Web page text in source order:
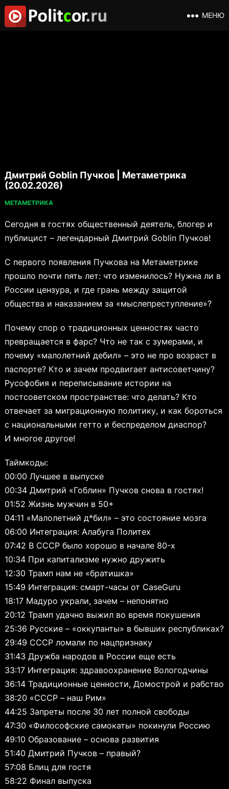
МЕНЮ
Дмитрий Goblin Пучков | Метаметрика
(20.02.2026)
МЕТАМЕТРИКА
Сегодня в гостях общественный деятель, блогер и
публицист – легендарный Дмитрий Goblin Пучков!
С первого появления Пучкова на Метаметрике
прошло почти пять лет: что изменилось? Нужна ли в
России цензура, и где грань между защитой
общества и наказанием за «мыслепреступление»?
Почему спор о традиционных ценностях часто
превращается в фарс? Что не так с зумерами, и
почему «малолетний дебил» – это не про возраст в
паспорте? Кто и зачем продвигает антисоветчину?
Русофобия и переписывание истории на
постсоветском пространстве: что делать? Кто
отвечает за миграционную политику, и как бороться
с национальными гетто и беспределом диаспор?
И многое другое!
Таймкоды:
00:00 Лучшее в выпуске
00:34 Дмитрий «Гоблин» Пучков снова в гостях!
01:52 Жизнь мужчин в 50+
04:11 «Малолетний д*бил» – это состояние мозга
06:00 Интеграция: Алабуга Политех
07:42 В СССР было хорошо в начале 80-х
10:34 При капитализме нужно дружить
12:30 Трамп нам не «братишка»
15:49 Интеграция: смарт-часы от CaseGuru
18:17 Мадуро украли, зачем – непонятно
20:12 Трамп удачно выжил во время покушения
25:36 Русские – «оккупанты» в бывших республиках?
29:49 СССР ломали по нацпризнаку
31:43 Дружба народов в России еще есть
33:17 Интеграция: здравоохранение Вологодчины
36:14 Традиционные ценности, Домострой и рабство
38:20 «СССР – наш Рим»
44:25 Запреты после 30 лет полной свободы
47:30 «Философские самокаты» покинули Россию
49:10 Образование – основа развития
51:40 Дмитрий Пучков – правый?
57:08 Блиц для гостя
58:22 Финал выпуска